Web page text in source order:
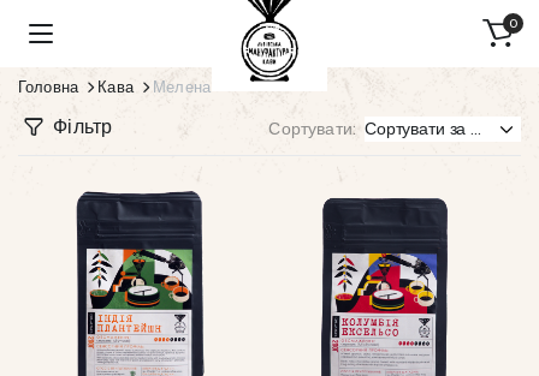
0
Головна Кава Мелена
Фільтр Сортувати: